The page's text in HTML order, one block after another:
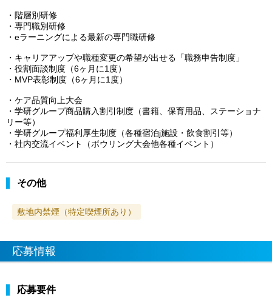
・階層別研修
・専門職別研修
・eラーニングによる最新の専門職研修
・キャリアアップや職種変更の希望が出せる「職務申告制度」
・役割面談制度（6ヶ月に1度）
・MVP表彰制度（6ヶ月に1度）
・ケア品質向上大会
・学研グループ商品購入割引制度（書籍、保育用品、ステーショナ
リー等）
・学研グループ福利厚生制度（各種宿泊j施設・飲食割引等）
・社内交流イベント（ボウリング大会他各種イベント）
その他
敷地内禁煙（特定喫煙所あり）
応募情報
応募要件